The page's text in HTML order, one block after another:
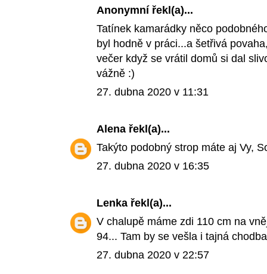
Anonymní řekl(a)...
Tatínek kamarádky něco
byl hodně v práci...a šetřivá
večer když se vrátil domů si dal
vážně :)
27. dubna 2020 v 11:31
Alena řekl(a)...
Takýto podobný strop máte aj Vy,
27. dubna 2020 v 16:35
Lenka řekl(a)...
V chalupě máme zdi 110 cm na
94... Tam by se vešla i tajná
27. dubna 2020 v 22:57